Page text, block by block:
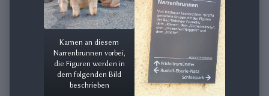
Kamen an diesem
Narrenbrunnen vorbei,
die Figuren werden in
dem folgenden Bild
beschrieben